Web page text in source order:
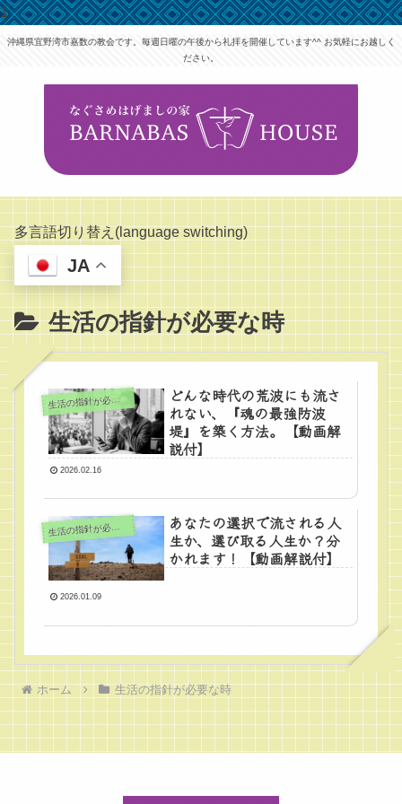
1
沖縄県宜野湾市嘉数の教会です。毎週日曜の午後から礼拝を開催しています^^ お気軽にお越しく
ださい。
多言語切り替え(language switching)
JA
生活の指針が必要な時
生
活の指針が必要な時
どんな時代の荒波にも流さ
れない、『魂の最強防波
堤』を築く方法。【動画解
説付】
2026.02.16
生
活の指針が必要な時
あなたの選択で流される人
生か、選び取る人生か？分
かれます！【動画解説付】
2026.01.09
ホーム 生活の指針が必要な時